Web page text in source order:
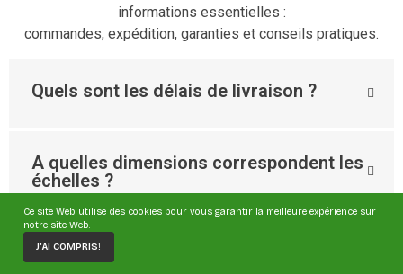
informations essentielles :
commandes, expédition, garanties et conseils pratiques.
Quels sont les délais de livraison ?
A quelles dimensions correspondent les
échelles ?
Comment savoir si c’est un jouet ou une
Ce site Web utilise des cookies pour vous garantir la meilleure expérience sur
notre site Web.
J'AI COMPRIS!